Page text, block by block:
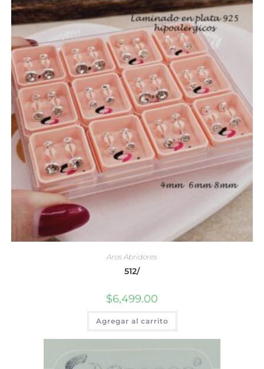
Aros Abridores
512/
$6,499.00
Agregar al carrito